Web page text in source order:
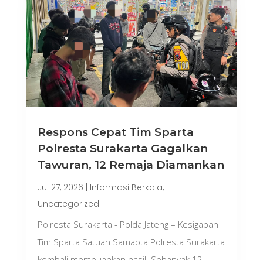
Respons Cepat Tim Sparta
Polresta Surakarta Gagalkan
Tawuran, 12 Remaja Diamankan
Jul 27, 2026 | Informasi Berkala,
Uncategorized
Polresta Surakarta - Polda Jateng – Kesigapan
Tim Sparta Satuan Samapta Polresta Surakarta